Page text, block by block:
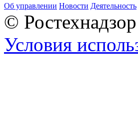
Об управлении Новости Деятельность
©
Условия